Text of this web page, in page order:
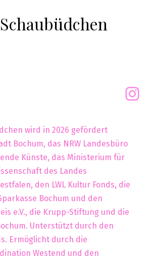
wird in 2026 gefördert
Bochum, das NRW Landesbüro
Künste, das Ministerium für
des Landes
den LWL Kultur Fonds, die
Bochum und den
e.V., die Krupp-Stiftung und die
Unterstützt durch den
Ermöglicht durch die
Westend und den